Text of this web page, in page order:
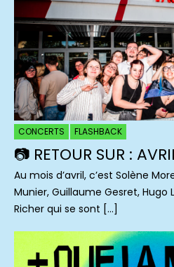
CONCERTS FLASHBACK
📷 RETOUR SUR :
Au mois d’avril, c’est Solène
Munier, Guillaume Gesret,
Richer qui se sont […]